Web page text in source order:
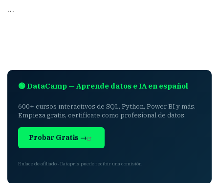
…
🟢 DataCamp — Aprende datos e IA en español
600+ cursos interactivos de SQL, Python, Power BI y más.
Empieza gratis, certifícate como profesional de datos.
Probar Gratis →
Enlace de afiliado · Dataprix puede recibir una comisión